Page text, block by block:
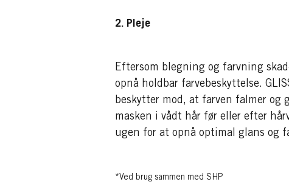
2. Pleje
Eftersom blegning og farvning
opnå holdbar farvebeskyttelse.
beskytter mod, at farven falmer og
masken i vådt hår før eller efter
ugen for at opnå optimal glans og
*Ved brug sammen med SHP